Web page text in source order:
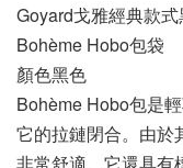
Goyard戈雅經典款
Bohème Hobo包袋
顏色黑色
Bohème Hobo包是
它的拉鏈閉合。由於
非常舒適。它還具有